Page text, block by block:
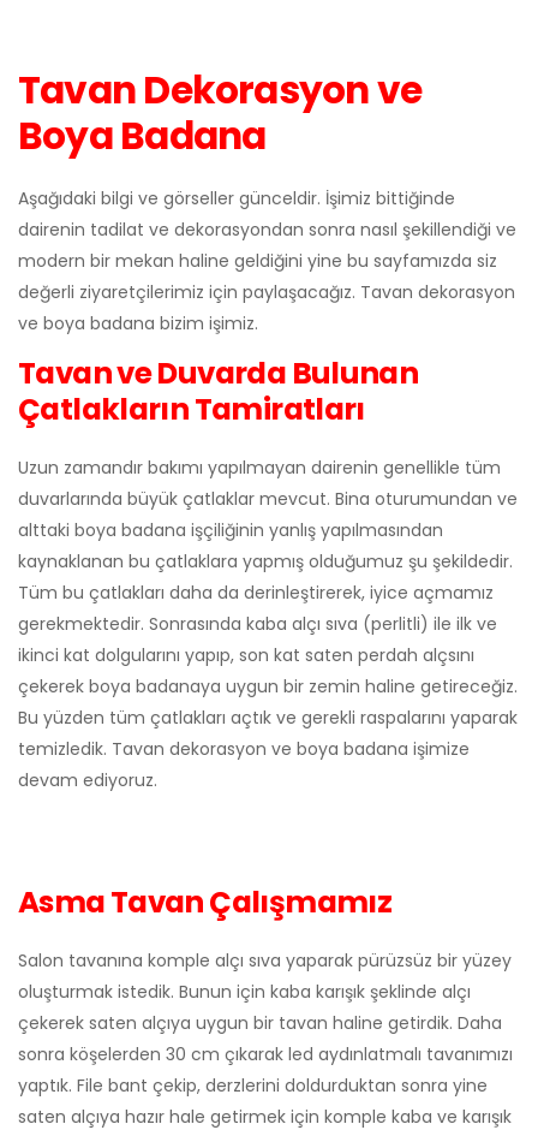
Tavan Dekorasyon ve
Boya Badana
Aşağıdaki bilgi ve görseller günceldir. İşimiz bittiğinde
dairenin tadilat ve dekorasyondan sonra nasıl şekillendiği ve
modern bir mekan haline geldiğini yine bu sayfamızda siz
değerli ziyaretçilerimiz için paylaşacağız. Tavan dekorasyon
ve boya badana bizim işimiz.
Tavan ve Duvarda Bulunan
Çatlakların Tamiratları
Uzun zamandır bakımı yapılmayan dairenin genellikle tüm
duvarlarında büyük çatlaklar mevcut. Bina oturumundan ve
alttaki boya badana işçiliğinin yanlış yapılmasından
kaynaklanan bu çatlaklara yapmış olduğumuz şu şekildedir.
Tüm bu çatlakları daha da derinleştirerek, iyice açmamız
gerekmektedir. Sonrasında kaba alçı sıva (perlitli) ile ilk ve
ikinci kat dolgularını yapıp, son kat saten perdah alçsını
çekerek boya badanaya uygun bir zemin haline getireceğiz.
Bu yüzden tüm çatlakları açtık ve gerekli raspalarını yaparak
temizledik. Tavan dekorasyon ve boya badana işimize
devam ediyoruz.
Asma Tavan Çalışmamız
Salon tavanına komple alçı sıva yaparak pürüzsüz bir yüzey
oluşturmak istedik. Bunun için kaba karışık şeklinde alçı
çekerek saten alçıya uygun bir tavan haline getirdik. Daha
sonra köşelerden 30 cm çıkarak led aydınlatmalı tavanımızı
yaptık. File bant çekip, derzlerini doldurduktan sonra yine
saten alçıya hazır hale getirmek için komple kaba ve karışık